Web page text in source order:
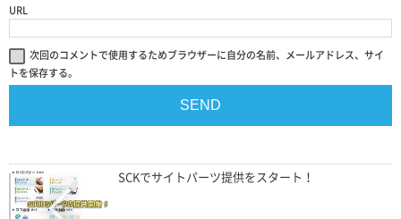
URL
次回のコメントで使用するためブラウザーに自分の名前、メールアドレス、サイ
トを保存する。
SCKでサイトパーツ提供をスタート！